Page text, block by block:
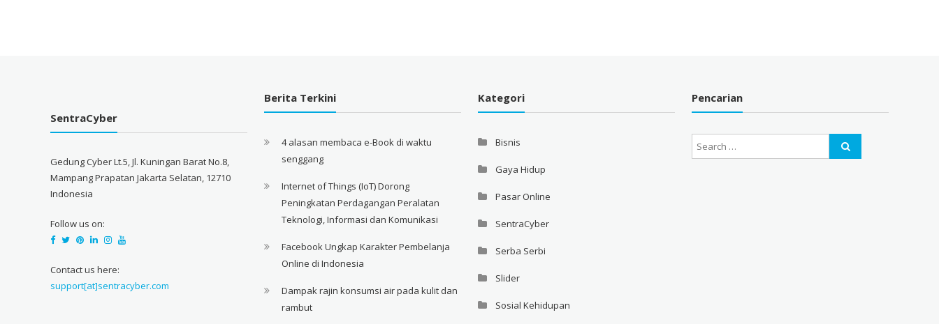
SentraCyber
Gedung Cyber Lt.5, Jl. Kuningan Barat No.8,
Mampang Prapatan Jakarta Selatan, 12710
Indonesia
Follow us on:
Contact us here:
support[at]sentracyber.com
Berita Terkini
4 alasan membaca e-Book di waktu
senggang
Internet of Things (IoT) Dorong
Peningkatan Perdagangan Peralatan
Teknologi, Informasi dan Komunikasi
Facebook Ungkap Karakter Pembelanja
Online di Indonesia
Dampak rajin konsumsi air pada kulit dan
rambut
Kategori
Bisnis
Gaya Hidup
Pasar Online
SentraCyber
Serba Serbi
Slider
Sosial Kehidupan
Pencarian